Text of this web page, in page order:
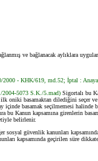
ve bağlanacak aylıklara
2000 - KHK/619, md.52; İptal :
2004-5073 S.K./5.mad) Sigortalı bu
ilk oniki basamaktan dilediğini seçer
içinde basamak seçilmemesi
bu Kanun kapsamına girenlerin
belirlenir.
sosyal güvenlik kanunları
kapsamında geçirilen süre